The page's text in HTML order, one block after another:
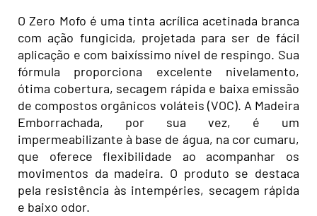
O Zero Mofo é uma tinta acrílica acetinada branca
com ação fungicida, projetada para ser de fácil
aplicação e com baixíssimo nível de respingo. Sua
fórmula proporciona excelente nivelamento,
ótima cobertura, secagem rápida e baixa emissão
de compostos orgânicos voláteis (VOC). A Madeira
Emborrachada, por sua vez, é um
impermeabilizante à base de água, na cor cumaru,
que oferece flexibilidade ao acompanhar os
movimentos da madeira. O produto se destaca
pela resistência às intempéries, secagem rápida
e baixo odor.